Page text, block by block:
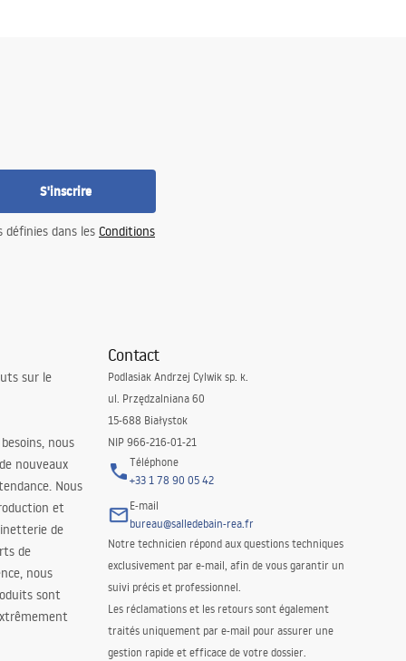
S'inscrire
dans les Conditions
sur le
nous
nouveaux
Nous
et
de
de
nous
sont
Contact
Podlasiak Andrzej Cylwik sp. k.
ul. Przędzalniana 60
15-688 Białystok
NIP 966-216-01-21
Téléphone
+33 1 78 90 05 42
E-mail
bureau@salledebain-rea.fr
Notre technicien répond aux questions techniques
exclusivement par e-mail, afin de vous garantir un
suivi précis et professionnel.
Les réclamations et les retours sont également
traités uniquement par e-mail pour assurer une
gestion rapide et efficace de votre dossier.